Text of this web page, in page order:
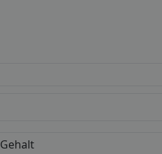
Gehalt